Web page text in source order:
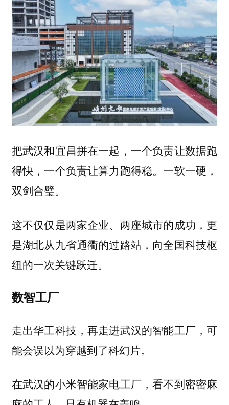
把武汉和宜昌拼在一起，一个负责让数据跑
得快，一个负责让算力跑得稳。一软一硬，
双剑合璧。
这不仅仅是两家企业、两座城市的成功，更
是湖北从九省通衢的过路站，向全国科技枢
纽的一次关键跃迁。
数智工厂
走出华工科技，再走进武汉的智能工厂，可
能会误以为穿越到了科幻片。
在武汉的小米智能家电工厂，看不到密密麻